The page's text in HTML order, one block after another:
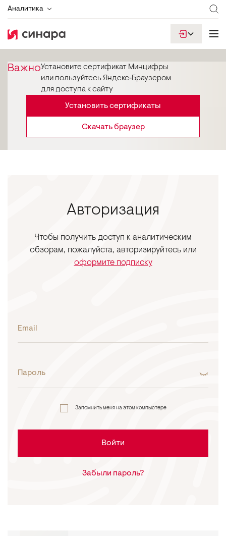
Аналитика
ВажноУстановите сертификат Минцифры
или пользуйтесь Яндекс‑Браузером
для доступа к сайту
Установить сертификаты
Скачать браузер
Авторизация
Чтобы получить доступ к аналитическим
обзорам, пожалуйста, авторизируйтесь или
оформите подписку
Email
Пароль
Запомнить меня на этом компьютере
Войти
Забыли пароль?